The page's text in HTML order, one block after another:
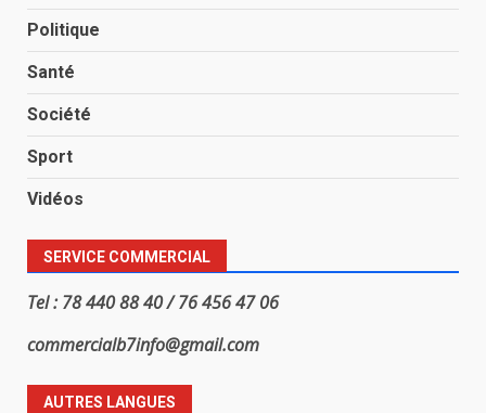
Politique
Santé
Société
Sport
Vidéos
SERVICE COMMERCIAL
Tel : 78 440 88 40 / 76 456 47 06
commercialb7info@gmail.com
AUTRES LANGUES